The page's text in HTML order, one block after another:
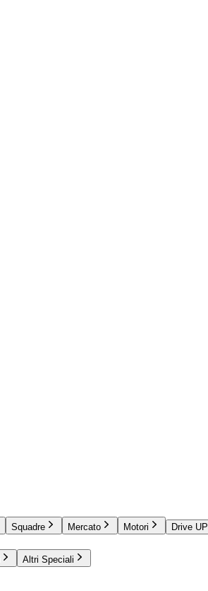
Squadre Mercato Motori Drive UP
Altri Speciali